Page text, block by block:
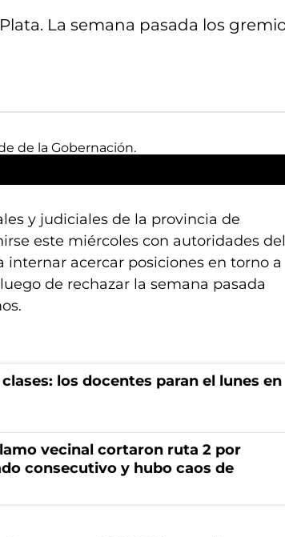
La semana pasada los
y judiciales de la provincia de
este miércoles con autoridades del
internar acercar posiciones en torno a
de rechazar la semana pasada
los docentes paran el lunes en
vecinal cortaron ruta 2 por
consecutivo y hubo caos de